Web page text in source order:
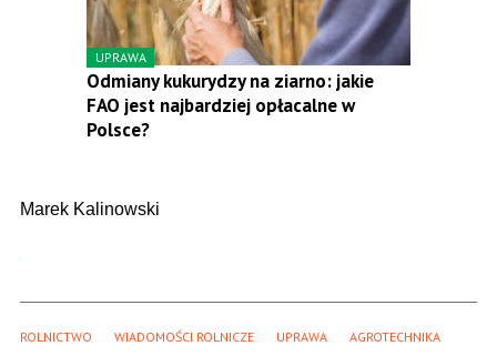
UPRAWA
Odmiany kukurydzy na ziarno: jakie
FAO jest najbardziej opłacalne w
Polsce?
Marek Kalinowski
ROLNICTWO WIADOMOŚCI ROLNICZE UPRAWA AGROTECHNIKA